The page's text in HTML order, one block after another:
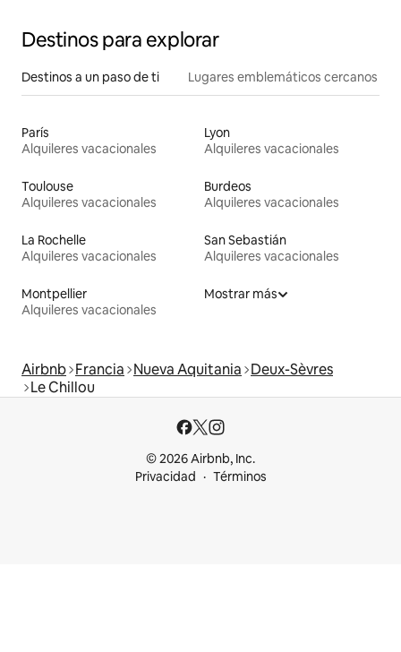
Destinos para explorar
Destinos a un paso de ti Lugares emblemáticos cercanos
París
Alquileres vacacionales
Lyon
Alquileres vacacionales
Toulouse
Alquileres vacacionales
Burdeos
Alquileres vacacionales
La Rochelle
Alquileres vacacionales
San Sebastián
Alquileres vacacionales
Montpellier
Alquileres vacacionales
Mostrar más
Airbnb Francia Nueva Aquitania Deux-Sèvres
Le Chillou
© 2026 Airbnb, Inc.
Privacidad
Términos